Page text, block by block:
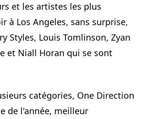
et les artistes les plus
à Los Angeles, sans surprise,
Styles, Louis Tomlinson, Zyan
et Niall Horan qui se sont
catégories, One Direction
de l'année, meilleur